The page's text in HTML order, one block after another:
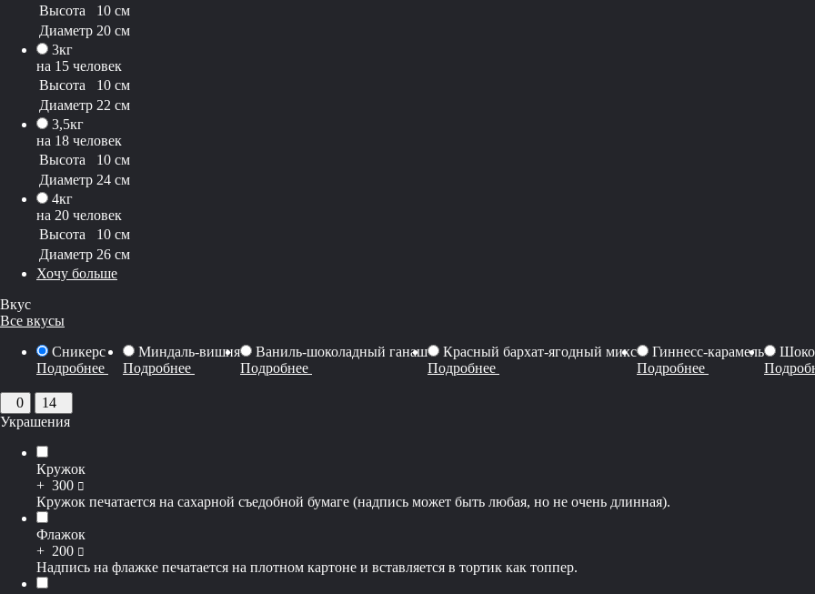
Высота
10 см
Диаметр 20 см
3кг
на 15 человек
Высота
10 см
Диаметр 22 см
3,5кг
на 18 человек
Высота
10 см
Диаметр 24 см
4кг
на 20 человек
Высота
10 см
Диаметр 26 см
Хочу больше
Вкус
Все вкусы
Сникерс
Подробнее
Миндаль-вишня
Подробнее
Ваниль-шоколадный ганаш
Подробнее
Красный бархат-ягодный микс
Подробнее
Гиннесс-карамель
Подробнее
0
14
Украшения
Кружок
+ 300 руб
Кружок печатается на сахарной съедобной бумаге (надпись может быть любая, но не очень длинная).
Флажок
+ 200 руб
Надпись на флажке печатается на плотном картоне и вставляется в тортик как топпер.